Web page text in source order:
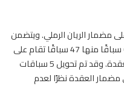
مضمار الريان الرملي. ويتضمن
الموسم الجديد لسباقات الخيل إقامة 69 سباقًا منها 47 سباقًا تقام على
مضمار الريان، و22 سباقًا على مضمار العُقدة. وقد تم تحويل 5 سباقات
مضمار العقدة نظرًا لعدم